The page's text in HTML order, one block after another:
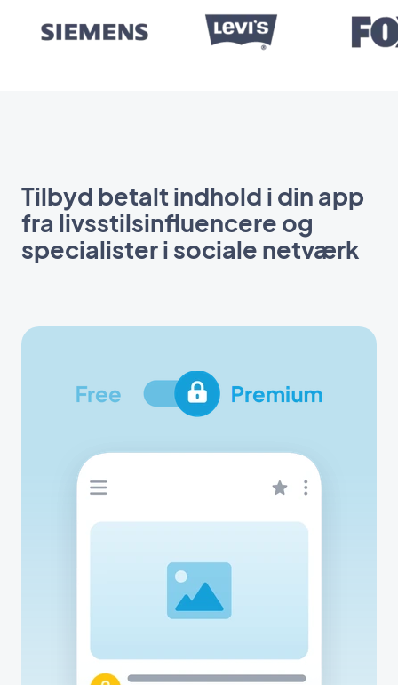
Tilbyd betalt indhold i din app
fra livsstilsinfluencere og
specialister i sociale netværk